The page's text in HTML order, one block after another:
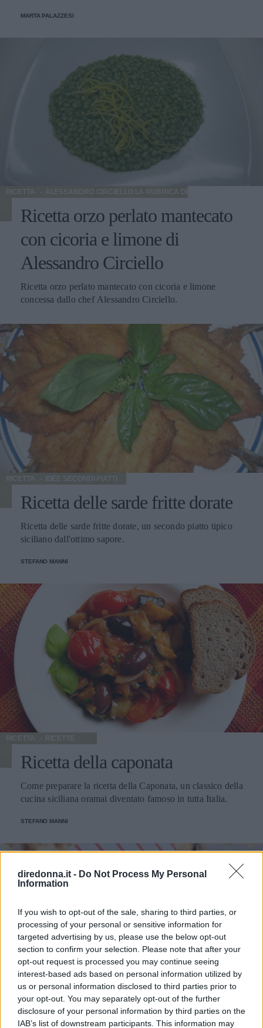
diredonna.it - Do Not Process My Personal
Information
If you wish to opt-out of the sale, sharing to third parties, or
processing of your personal or sensitive information for
targeted advertising by us, please use the below opt-out
section to confirm your selection. Please note that after your
opt-out request is processed you may continue seeing
interest-based ads based on personal information utilized by
us or personal information disclosed to third parties prior to
your opt-out. You may separately opt-out of the further
disclosure of your personal information by third parties on the
IAB’s list of downstream participants. This information may
MARTA PALAZZESI
RICETTA ALESSANDRO CIRCIELLO LA RUBRICA DELLO CHEF
Ricetta orzo perlato mantecato
con cicoria e limone di
Alessandro Circiello
Ricetta orzo perlato mantecato con cicoria e limone
concessa dallo chef Alessandro Circiello.
RICETTA IDEE SECONDI PIATTI
Ricetta delle sarde fritte dorate
Ricetta delle sarde fritte dorate, un secondo piatto tipico
siciliano dall'ottimo sapore.
STEFANO MANNI
RICETTA
Ricetta della caponata
Come preparare la ricetta della Caponata, un classico della
cucina siciliana oramai diventato famoso in tutta Italia.
STEFANO MANNI
RICETTE LIGHT
Ricette light: preparare pop corn